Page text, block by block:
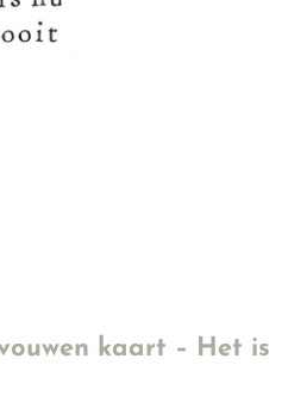
kaart – Het is